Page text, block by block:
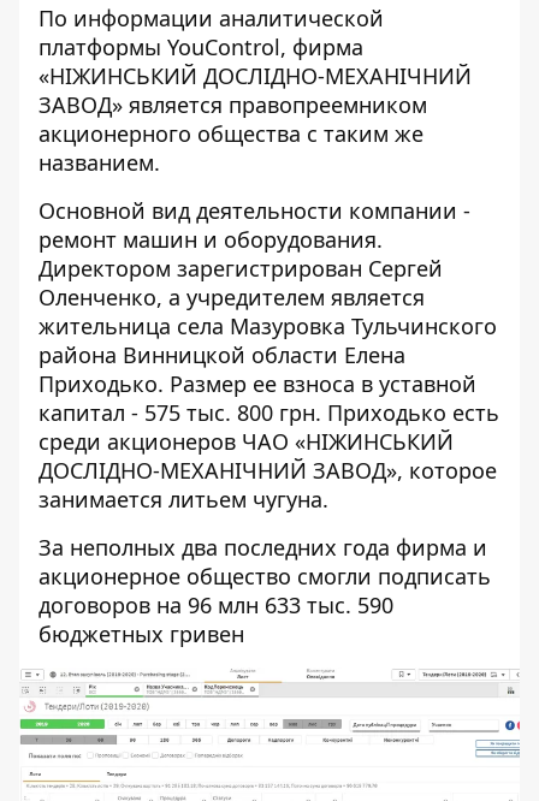
По информации аналитической
платформы YouControl, фирма
«НІЖИНСЬКИЙ ДОСЛІДНО-МЕХАНІЧНИЙ
ЗАВОД» является правопреемником
акционерного общества с таким же
названием.
Основной вид деятельности компании -
ремонт машин и оборудования.
Директором зарегистрирован Сергей
Оленченко, а учредителем является
жительница села Мазуровка Тульчинского
района Винницкой области Елена
Приходько. Размер ее взноса в уставной
капитал - 575 тыс. 800 грн. Приходько есть
среди акционеров ЧАО «НІЖИНСЬКИЙ
ДОСЛІДНО-МЕХАНІЧНИЙ ЗАВОД», которое
занимается литьем чугуна.
За неполных два последних года фирма и
акционерное общество смогли подписать
договоров на 96 млн 633 тыс. 590
бюджетных гривен